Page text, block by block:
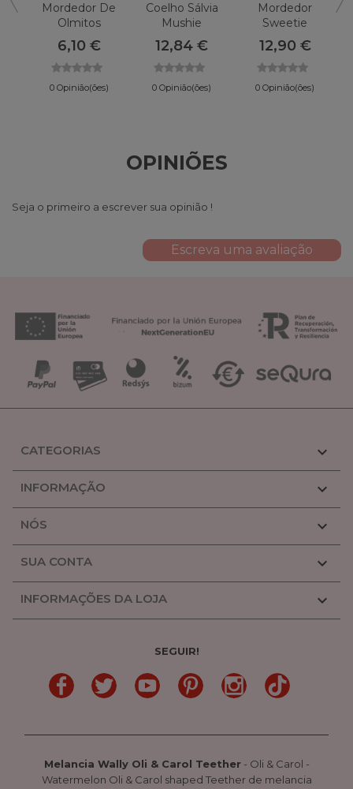
Mordedor De
Olmitos
Texturizado De
Silicone
6,10 €
0 Opinião(ões)
Coelho Sálvia
Mushie
Mordedor De
Silicone
14.1X7.2X1 Cm
12,84 €
0 Opinião(ões)
Mordedor
Sweetie
Morango Oli &
Carol Mordedor
12,90 €
0 Opinião(ões)
OPINIÕES
Seja o primeiro a escrever sua opinião !
Escreva uma avaliação
CATEGORIAS 
INFORMAÇÃO 
NÓS 
SUA CONTA 
INFORMAÇÕES DA LOJA 
SEGUIR!
LinkedIn Gorjeio YouTube PinterestLinkedinTikTok
Melancia Wally Oli & Carol Teether- Oli & Carol -
Watermelon Oli & Carol shaped Teether de melancia